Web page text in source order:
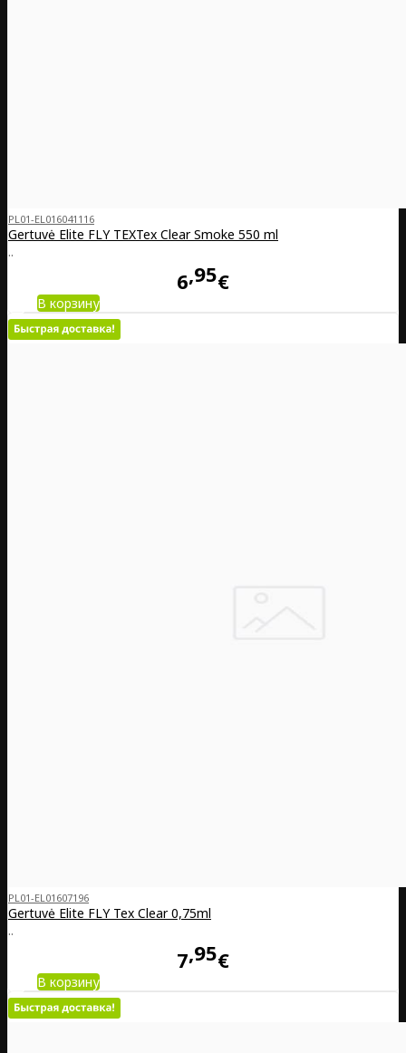
PL01-EL016041116
Gertuvė Elite FLY TEXTex Clear Smoke 550 ml
..
6 95€
В корзину
PL01-EL01607196
Gertuvė Elite FLY Tex Clear 0,75ml
..
7 95€
В корзину